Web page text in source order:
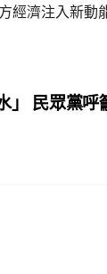
經濟注入新動
」 民眾黨呼